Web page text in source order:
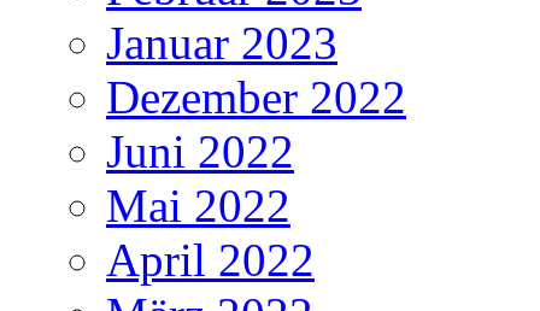
Januar 2023
Dezember 2022
Juni 2022
Mai 2022
April 2022